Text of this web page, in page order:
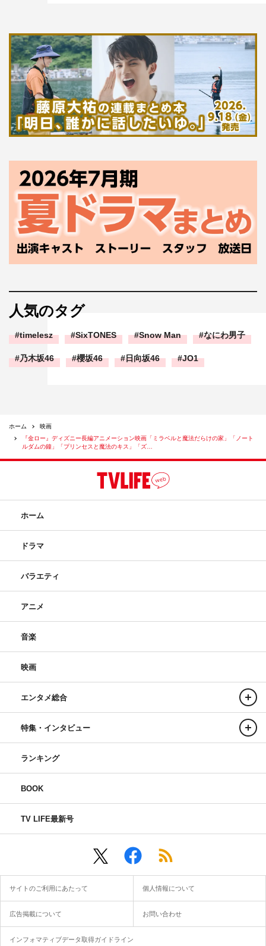
人気のタグ
timelesz SixTONES Snow Man なにわ男子
乃木坂46 櫻坂46 日向坂46 JO1
ホーム
映画
『金ロー』ディズニー長編アニメーション映画「ミラベルと魔法だらけの家」「ノート
ルダムの鐘」「プリンセスと魔法のキス」「ズ…
ホーム
ドラマ
バラエティ
アニメ
音楽
映画
エンタメ総合
特集・インタビュー
ランキング
BOOK
TV LIFE最新号
サイトのご利用にあたって 個人情報について
広告掲載について お問い合わせ
インフォマティブデータ取得ガイドライン